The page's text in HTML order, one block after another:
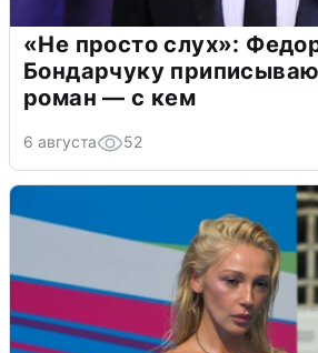
«Не просто слух»:
Бондарчуку
роман — с кем
6 августа 52